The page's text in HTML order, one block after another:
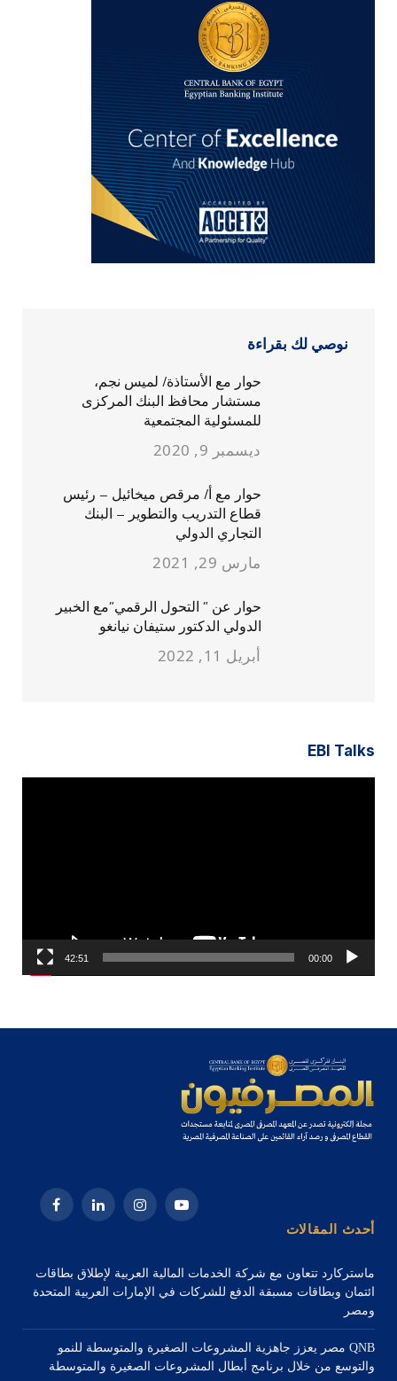
نوصي لك بقراءة
حوار مع الأستاذة/ لميس نجم،
مستشار محافظ البنك المركزى
للمسئولية المجتمعية
ديسمبر 9, 2020
حوار مع أ/ مرقص ميخائيل – رئيس
قطاع التدريب والتطوير – البنك
التجاري الدولي
مارس 29, 2021
حوار عن ” التحول الرقمي”مع الخبير
الدولي الدكتور ستيفان نيانغو
أبريل 11, 2022
EBI Talks
00:00
42:51
يوتيوب الانستغراملينكدإن فيسبوك
أحدث المقالات
ماستركارد تتعاون مع شركة الخدمات المالية العربية لإطلاق بطاقات
ائتمان وبطاقات مسبقة الدفع للشركات في الإمارات العربية المتحدة
ومصر
QNB مصر يعزز جاهزية المشروعات الصغيرة والمتوسطة للنمو
والتوسع من خلال برنامج أبطال المشروعات الصغيرة والمتوسطة